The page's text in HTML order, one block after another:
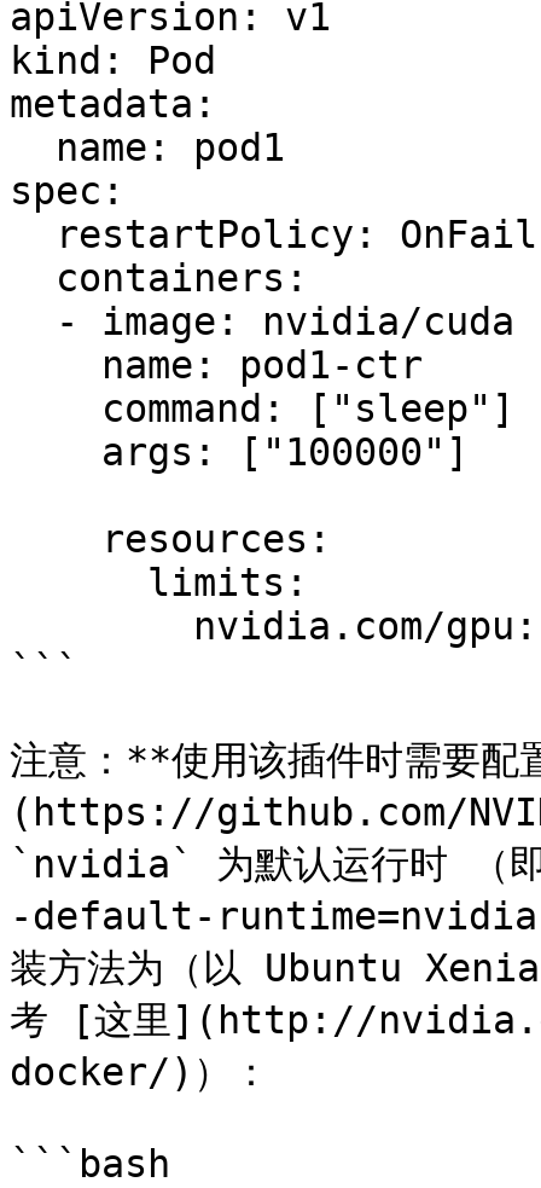
apiVersion: v1
kind: Pod
metadata:
spec:
```
注意：**使用该插件时需
(https://github.com/
`nvidia` 为默认运行时 （
-default-
装方法为（以 Ubuntu
考 [这里](http://
docker/)）：
```bash